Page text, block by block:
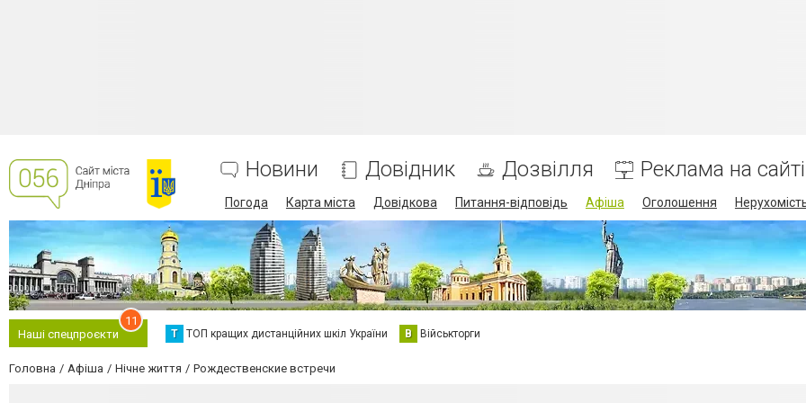
Новини Довідник Дозвілля Реклама на сайті
Погода Карта міста Довідкова Питання-відповідь Афіша Оголошення
Наші спецпроєкти
11
Т ТОП кращих дистанційних шкіл України В Військторги
Головна Афіша Нічне життя Рождественские встречи